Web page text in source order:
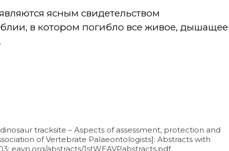
ясным свидетельством
в котором погибло все живое, дышащее
tracksite – Aspects of assessment, protection and
of Vertebrate Palaeontologists]: Abstracts with
eavp.org/abstracts/1stWEAVPabstracts.pdf.